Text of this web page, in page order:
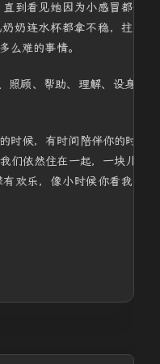
到看见她因为小感冒都会
奶连水杯都拿不稳，拄着
么难的事情。
照顾、帮助、理解、设身处
时候，有时间陪伴你的时候
们依然住在一起，一块儿吃
欢乐，像小时候你看我一